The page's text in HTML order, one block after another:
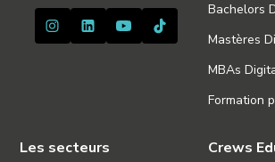
- Concevoir des contenus multimédias (texte,
utilisant les logiciels de création de contenu (ex :
360 choisis pour développer la visibilité de
Bachelors
Mastères
MBAs
Formation
Les secteurs Crews